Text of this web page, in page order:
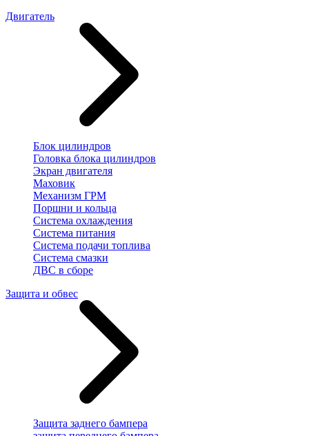
Двигатель
Блок цилиндров
Головка блока цилиндров
Экран двигателя
Маховик
Механизм ГРМ
Поршни и кольца
Система охлаждения
Система питания
Система подачи топлива
Система смазки
ДВС в сборе
Защита и обвес
Защита заднего бампера